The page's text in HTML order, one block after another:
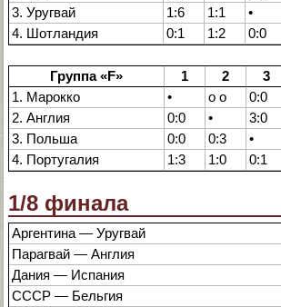
3. Уругвай
1:6 1:1 •
4. Шотландия
0:1 1:2 0:0
Группа «F» 1 2 3
1. Марокко
• о о 0:0
2. Англия
0:0 • 3:0
3. Польша
0:0 0:3 •
4. Португалия
1:3 1:0 0:1
1/8 финала
Аргентина — Уругвай
Парагвай — Англия
Дания — Испания
СССР — Бельгия